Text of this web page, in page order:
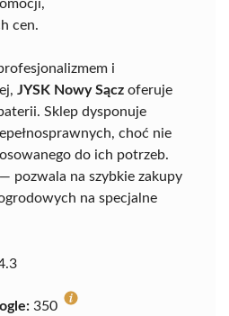
cen.
i
JYSK Nowy Sącz oferuje
Sklep dysponuje
choć nie
do ich potrzeb.
pozwala na szybkie zakupy
na specjalne
350